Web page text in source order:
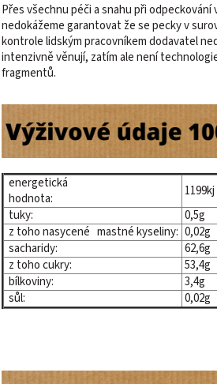
Přes všechnu péči a snahu při
nedokážeme garantovat že se pecky v
kontrole lidským pracovníkem dodavatel
intenzivně věnují, zatím ale není
fragmentů.
energetická
hodnota:
tuky:
0,5g
z toho nasycené mastné kyseliny: 0,02g
sacharidy:
62,6g
z toho cukry:
53,4g
bílkoviny:
3,4g
sůl:
0,02g